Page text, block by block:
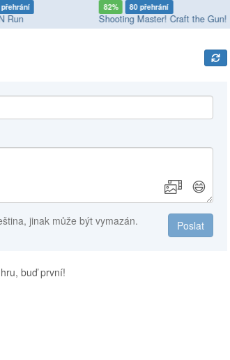
Run
82% 80 přehrání
Shooting Master! Craft the Gun!
😄
Poslat
jinak může být vymazán.
buď první!